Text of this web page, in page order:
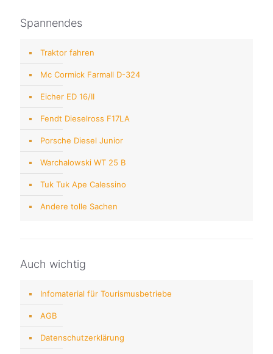
Spannendes
Traktor fahren
Mc Cormick Farmall D-324
Eicher ED 16/II
Fendt Dieselross F17LA
Porsche Diesel Junior
Warchalowski WT 25 B
Tuk Tuk Ape Calessino
Andere tolle Sachen
Auch wichtig
Infomaterial für Tourismusbetriebe
AGB
Datenschutzerklärung